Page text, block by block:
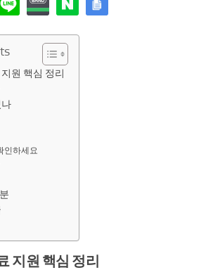
원 핵심 정리
인하세요
지원 핵심 정리